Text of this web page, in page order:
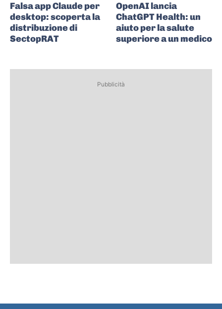
Falsa app Claude per
desktop: scoperta la
distribuzione di
SectopRAT
OpenAI lancia
ChatGPT Health: un
aiuto per la salute
superiore a un medico
Pubblicità